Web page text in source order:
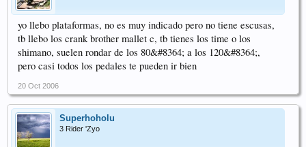
yo llebo plataformas, no es muy indicado pero no tiene escusas,
tb llebo los crank brother mallet c, tb tienes los time o los
shimano, suelen rondar de los 80&#8364; a los 120&#8364;,
pero casi todos los pedales te pueden ir bien
20 Oct 2006
Superhoholu
3 Rider 'Zyo